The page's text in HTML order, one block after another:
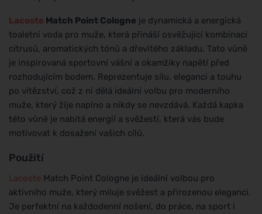
Lacoste Match Point Cologne je dynamická a energická
toaletní voda pro muže, která přináší osvěžující kombinaci
citrusů, aromatických tónů a dřevitého základu. Tato vůně
je inspirovaná sportovní vášní a okamžiky napětí před
rozhodujícím bodem. Reprezentuje sílu, eleganci a touhu
po vítězství, což z ní dělá ideální volbu pro moderního
muže, který žije naplno a nikdy se nevzdává. Každá kapka
této vůně je nabitá energií a svěžestí, která vás bude
motivovat k dosažení vašich cílů.
Použití
Lacoste Match Point Cologne je ideální volbou pro
aktivního muže, který miluje svěžest a přirozenou eleganci.
Je perfektní na každodenní nošení, do práce, na sport i